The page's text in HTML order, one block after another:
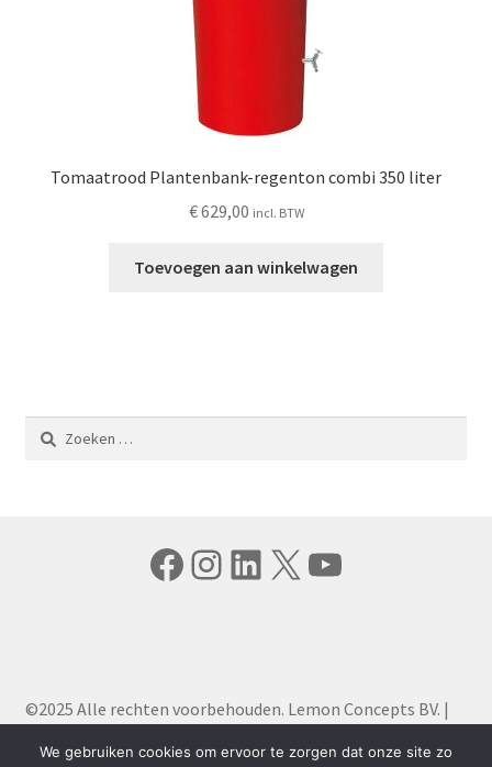
Tomaatrood Plantenbank-regenton combi 350 liter
€629,00 incl. BTW
Toevoegen aan winkelwagen
Zoeken
naar:
Facebook
Instagram
LinkedIn
X YouTube
©2025 Alle rechten voorbehouden. Lemon Concepts BV. |
We gebruiken cookies om ervoor te zorgen dat onze site zo